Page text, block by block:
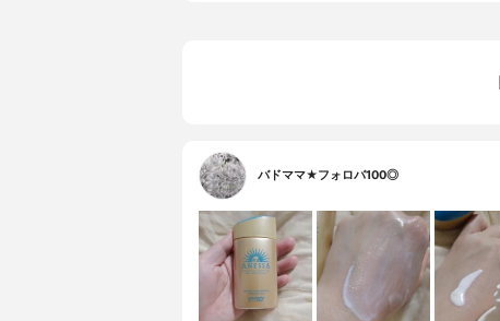
バドママ★フォロバ100◎